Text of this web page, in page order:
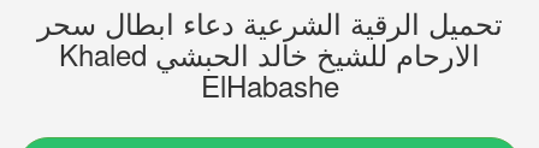
تحميل الرقية الشرعية دعاء ابطال سحر
الارحام للشيخ خالد الحبشي Khaled
ElHabashe